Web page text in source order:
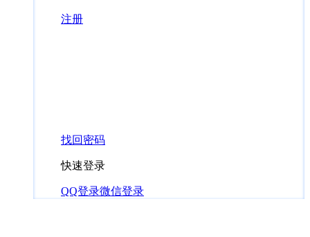
注册
找回密码
快速登录
QQ登录微信登录